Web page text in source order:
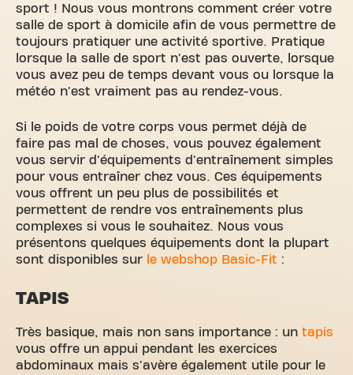
sport ! Nous vous montrons comment créer votre
salle de sport à domicile afin de vous permettre de
toujours pratiquer une activité sportive. Pratique
lorsque la salle de sport n'est pas ouverte, lorsque
vous avez peu de temps devant vous ou lorsque la
météo n'est vraiment pas au rendez-vous.
Si le poids de votre corps vous permet déjà de
faire pas mal de choses, vous pouvez également
vous servir d'équipements d'entraînement simples
pour vous entraîner chez vous. Ces équipements
vous offrent un peu plus de possibilités et
permettent de rendre vos entraînements plus
complexes si vous le souhaitez. Nous vous
présentons quelques équipements dont la plupart
sont disponibles sur le webshop Basic-Fit :
TAPIS
Très basique, mais non sans importance : un tapis
vous offre un appui pendant les exercices
abdominaux mais s'avère également utile pour le